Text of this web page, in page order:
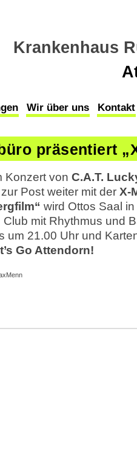
Krankenhaus
Wir über uns Kontakt
präsentiert
Konzert von C.A.T.
Post weiter mit der X-
wird Ottos Saal
mit Rhythmus und
um 21.00 Uhr und
Go Attendorn!